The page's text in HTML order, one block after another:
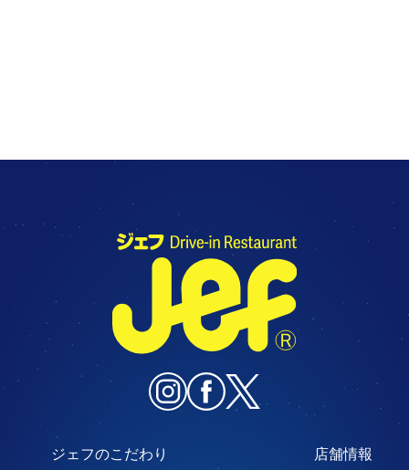
ジェフのこだわり 店舗情報